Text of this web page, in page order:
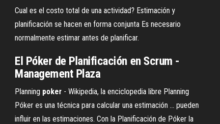
Cual es el costo total de una actividad? Estimación y
planificación se hacen en forma conjunta Es necesario
normalmente estimar antes de planificar.
El Póker de Planificación en Scrum -
Management Plaza
Planning poker - Wikipedia, la enciclopedia libre Planning
Póker es una técnica para calcular una estimación ... pueden
influir en las estimaciones. Con la Planificación de Póker la